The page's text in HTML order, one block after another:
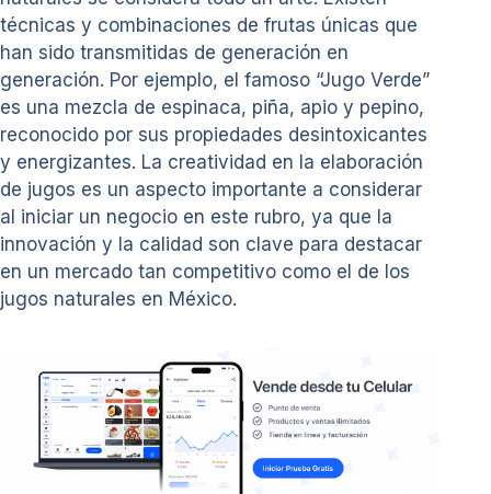
técnicas y combinaciones de frutas únicas que
han sido transmitidas de generación en
generación. Por ejemplo, el famoso “Jugo Verde”
es una mezcla de espinaca, piña, apio y pepino,
reconocido por sus propiedades desintoxicantes
y energizantes. La creatividad en la elaboración
de jugos es un aspecto importante a considerar
al iniciar un negocio en este rubro, ya que la
innovación y la calidad son clave para destacar
en un mercado tan competitivo como el de los
jugos naturales en México.